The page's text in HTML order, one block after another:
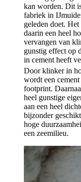
kan worden. Dit
fabriek in
geleden doet.
daarin een heel
vervangen van
gunstig effect op
in cement heeft
Door klinker in
wordt een
footprint.
heel gunstige
aan een heel
bijzonder
hoge
een zeemilieu.